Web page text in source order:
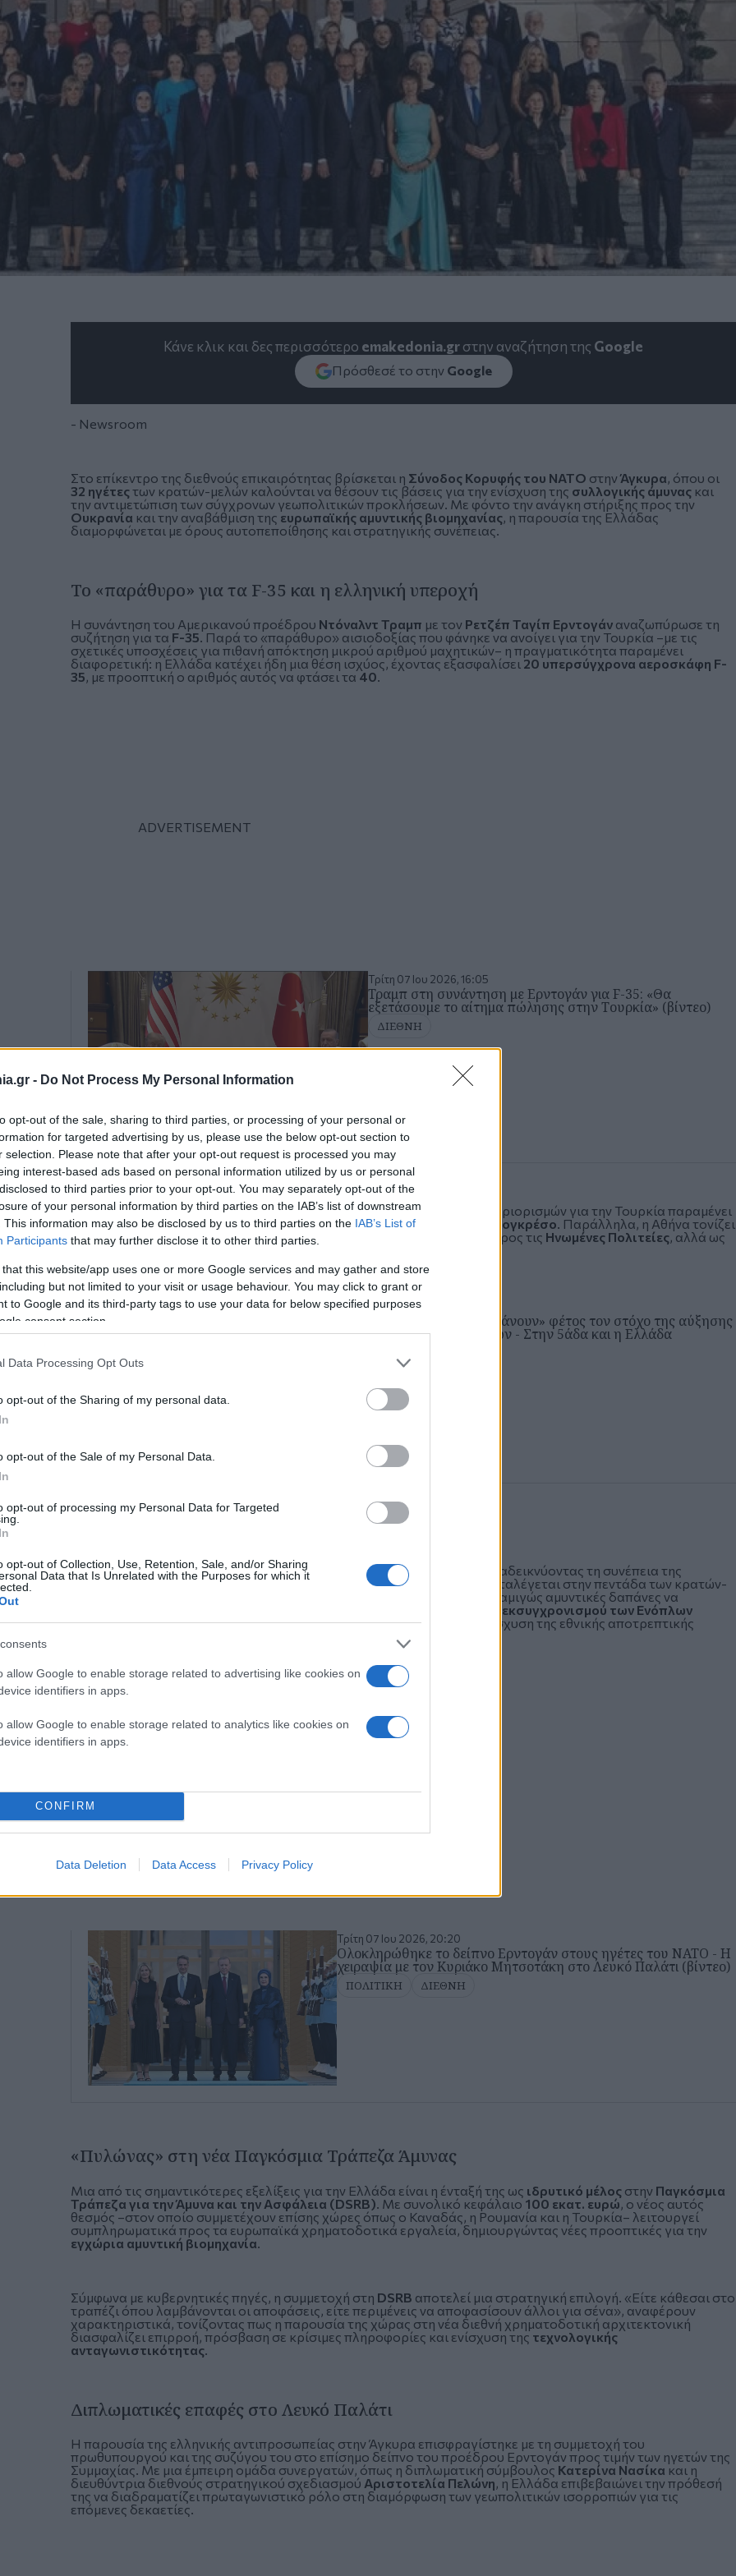
- Do Not Process My Personal Information
opt-out of the sale, sharing to third parties, or processing of your personal or
for targeted advertising by us, please use the below opt-out section to
selection. Please note that after your opt-out request is processed you may
interest-based ads based on personal information utilized by us or personal
to third parties prior to your opt-out. You may separately opt-out of the
of your personal information by third parties on the IAB’s list of downstream
This information may also be disclosed by us to third parties on the IAB’s List of
Participants that may further disclose it to other third parties.
that this website/app uses one or more Google services and may gather and store
but not limited to your visit or usage behaviour. You may click to grant or
to Google and its third-party tags to use your data for below specified purposes
consent section.
Data Processing Opt Outs
opt-out of the Sharing of my personal data.
opt-out of the Sale of my Personal Data.
opt-out of processing my Personal Data for Targeted
opt-out of Collection, Use, Retention, Sale, and/or Sharing
Data that Is Unrelated with the Purposes for which it
allow Google to enable storage related to advertising like cookies on
identifiers in apps.
allow Google to enable storage related to analytics like cookies on
identifiers in apps.
CONFIRM
Data Deletion Data Access Privacy Policy
Κάνε κλικ και δες περισσότερο emakedonia.grστην αναζήτηση της Google
Πρόσθεσέ το στην Google
- Newsroom
Στο επίκεντρο της διεθνούς επικαιρότητας βρίσκεται η Σύνοδος Κορυφής του ΝΑΤΟ στην Άγκυρα , όπου οι
32 ηγέτεςτων κρατών-μελών καλούνται να θέσουν τις βάσεις για την ενίσχυση της συλλογικής άμυνας και
την αντιμετώπιση των σύγχρονων γεωπολιτικών προκλήσεων. Με φόντο την ανάγκη στήριξης προς την
Ουκρανία και την αναβάθμιση της ευρωπαϊκής αμυντικής βιομηχανίας , η παρουσία της Ελλάδας
διαμορφώνεται με όρους αυτοπεποίθησης και στρατηγικής συνέπειας.
Το «παράθυρο» για τα F-35 και η ελληνική υπεροχή
Η συνάντηση του Αμερικανού προέδρου Ντόναλντ Τραμπ με τον Ρετζέπ Ταγίπ Ερντογάν αναζωπύρωσε τη
συζήτηση για τα F-35. Παρά το «παράθυρο» αισιοδοξίας που φάνηκε να ανοίγει για την Τουρκία –με τις
σχετικές υποσχέσεις για πιθανή απόκτηση μικρού αριθμού μαχητικών– η πραγματικότητα παραμένει
διαφορετική: η Ελλάδα κατέχει ήδη μια θέση ισχύος, έχοντας εξασφαλίσει 20 υπερσύγχρονα αεροσκάφη F-
35, με προοπτική ο αριθμός αυτός να φτάσει τα40.
Τρίτη 07 Ιου 2026, 16:05
Τραμπ στη συνάντηση με Ερντογάν για F-35: «Θα
εξετάσουμε το αίτημα πώλησης στην Τουρκία» (βίντεο)
ΔΙΕΘΝΗ
Κυβερνητικά στελέχη υπογραμμίζουν πως η άρση των αμερικανικών περιορισμών για την Τουρκία παραμένει
μια σύνθετη νομική διαδικασία που απαιτεί το «πράσινο φως» από το
Κογκρέσο. Παράλληλα, η Αθήνα τονίζει
πως μια ισχυρότερη αμυντικά Ευρώπη δεν λειτουργεί ανταγωνιστικά προς τις Ηνωμένες Πολιτείες, αλλά ως
ένας αξιόπιστος εταίρος που ενισχύει συνολικά το
Τρίτη 07 Ιου 2026, 20:50
ΝΑΤΟ: Πέντε χώρες «πιάνουν» φέτος τον στόχο της αύξησης
των αμυντικών δαπανών - Στην 5άδα και η Ελλάδα
Ο πρωθυπουργόςΚυριάκος Μητσοτάκης
προσέρχεται στη Σύνοδο αναδεικνύοντας τη συνέπεια της
Ελλάδας στις δεσμεύσεις της. Παρά τις προκλήσεις, η χώρα μας συγκαταλέγεται στην πεντάδα των κρατών-
, με τις αμιγώς αμυντικές δαπάνες να
δωδεκαετές πρόγραμμα εκσυγχρονισμού των Ενόπλων
Δυνάμεων, ύψους25 δισ. ευρώ, αποτελεί το εχέγγυο για τη συνεχή ενίσχυση της εθνικής αποτρεπτικής
Τρίτη 07 Ιου 2026, 20:20
Ολοκληρώθηκε το δείπνο Ερντογάν στους ηγέτες του ΝΑΤΟ - Η
χειραψία με τον Κυριάκο Μητσοτάκη στο Λευκό Παλάτι (βίντεο)
ΠΟΛΙΤΙΚΗ ΔΙΕΘΝΗ
«Πυλώνας» στη νέα Παγκόσμια Τράπεζα Άμυνας
Μια από τις σημαντικότερες εξελίξεις για την Ελλάδα είναι η ένταξή της ως ιδρυτικό μέλος στην Παγκόσμια
Τράπεζα για την Άμυνα και την Ασφάλεια (DSRB). Με συνολικό κεφάλαιο 100 εκατ. ευρώ, ο νέος αυτός
θεσμός –στον οποίο συμμετέχουν επίσης χώρες όπως ο Καναδάς, η Ρουμανία και η Τουρκία– λειτουργεί
συμπληρωματικά προς τα ευρωπαϊκά χρηματοδοτικά εργαλεία, δημιουργώντας νέες προοπτικές για την
εγχώρια αμυντική βιομηχανία.
Σύμφωνα με κυβερνητικές πηγές, η συμμετοχή στη DSRB αποτελεί μια στρατηγική επιλογή. «Είτε κάθεσαι στο
τραπέζι όπου λαμβάνονται οι αποφάσεις, είτε περιμένεις να αποφασίσουν άλλοι για σένα», αναφέρουν
χαρακτηριστικά, τονίζοντας πως η παρουσία της χώρας στη νέα διεθνή χρηματοδοτική αρχιτεκτονική
διασφαλίζει επιρροή, πρόσβαση σε κρίσιμες πληροφορίες και ενίσχυση της τεχνολογικής
ανταγωνιστικότητας.
Διπλωματικές επαφές στο Λευκό Παλάτι
Η παρουσία της ελληνικής αντιπροσωπείας στην Άγκυρα επισφραγίστηκε με τη συμμετοχή του
πρωθυπουργού και της συζύγου του στο επίσημο δείπνο του προέδρου Ερντογάν προς τιμήν των ηγετών της
Συμμαχίας. Με μια έμπειρη ομάδα συνεργατών, όπως η διπλωματική σύμβουλος Κατερίνα Νασίκα και η
διευθύντρια διεθνούς στρατηγικού σχεδιασμού Αριστοτελία Πελώνη, η Ελλάδα επιβεβαιώνει την πρόθεσή
της να διαδραματίζει πρωταγωνιστικό ρόλο στη διαμόρφωση των γεωπολιτικών ισορροπιών για τις
επόμενες δεκαετίες.